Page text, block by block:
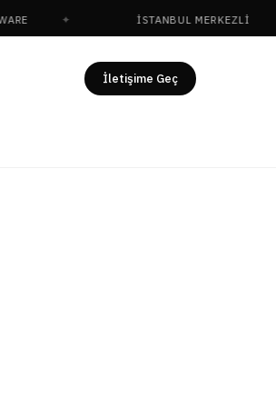
İSTANBUL MERKEZLI
İletişime Geç